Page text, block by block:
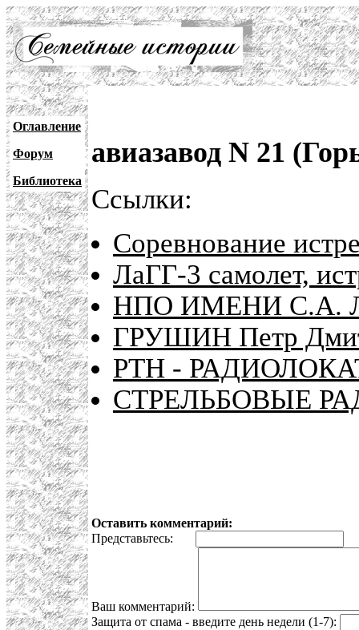
Оглавление
Форум
Библиотека
авиазавод N 21
Ссылки:
Соревнование
ЛаГГ-3 самолет,
НПО ИМЕНИ С.А.
ГРУШИН Петр
РТН -
СТРЕЛЬБОВЫЕ
Оставить комментарий:
Представьтесь:
Ваш комментарий:
Защита от спама - введите день недели (1-7):